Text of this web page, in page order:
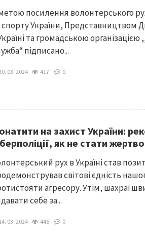
посилення волонтерського
спорту України,
та громадською
підписано...
03. 2024 417 0
на захист України:
як не стати
рух в Україні став
світові єдність
агресору. Утім, шахраї
себе за...
03. 2024 445 0